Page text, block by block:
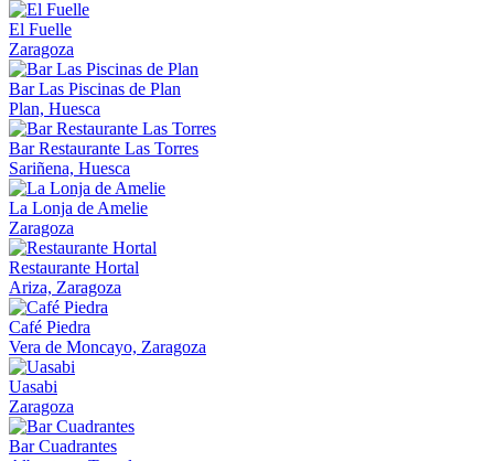
El Fuelle
Zaragoza
Bar Las Piscinas de Plan
Plan, Huesca
Bar Restaurante Las Torres
Sariñena, Huesca
La Lonja de Amelie
Zaragoza
Restaurante Hortal
Ariza, Zaragoza
Café Piedra
Vera de Moncayo, Zaragoza
Uasabi
Zaragoza
Bar Cuadrantes